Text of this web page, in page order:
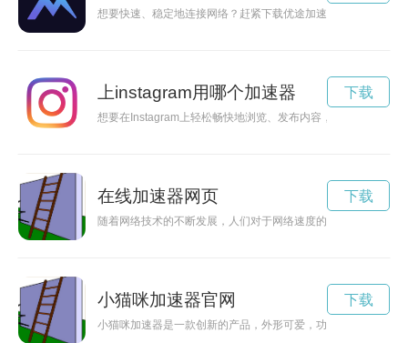
想要快速、稳定地连接网络？赶紧下载优途加速App最新版，
上instagram用哪个加速器
想要在Instagram上轻松畅快地浏览、发布内容，那么这款免费
下载
在线加速器网页
随着网络技术的不断发展，人们对于网络速度的需求也越来越
下载
小猫咪加速器官网
小猫咪加速器是一款创新的产品，外形可爱，功能强大，能够
下载